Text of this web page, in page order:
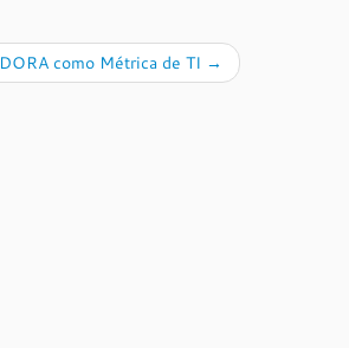
DORA como Métrica de TI →